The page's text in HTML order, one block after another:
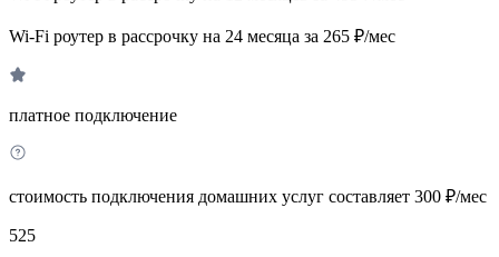
Wi-Fi роутер в рассрочку на 24 месяца за 265 ₽/мес
платное подключение
стоимость подключения домашних услуг составляет 300 ₽/мес
525